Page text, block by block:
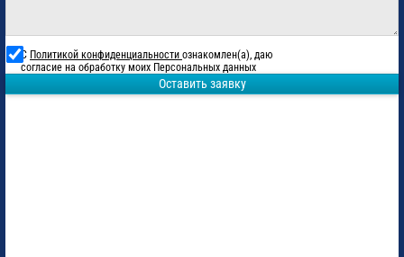
С Политикой конфиденциальности ознакомлен(а), даю
согласие на обработку моих Персональных данных
Оставить заявку